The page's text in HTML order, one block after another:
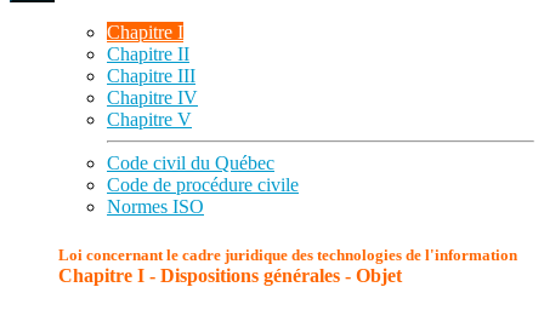
Chapitre I
Chapitre II
Chapitre III
Chapitre IV
Chapitre V
Code civil du Québec
Code de procédure civile
Normes ISO
Loi concernant le cadre juridique des technologies de l'information
Chapitre I - Dispositions générales - Objet